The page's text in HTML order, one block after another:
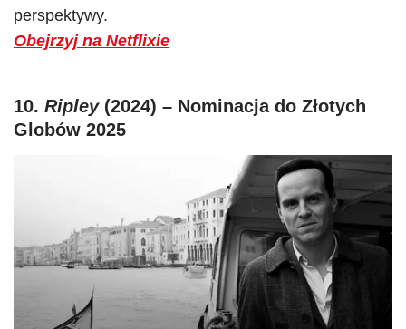
perspektywy.
Obejrzyj na Netflixie
10. Ripley(2024) – Nominacja do Złotych
Globów 2025